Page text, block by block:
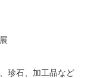
珍石、加工品など